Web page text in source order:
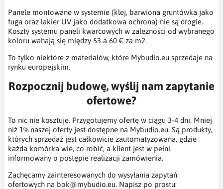
Panele montowane w systemie (klej, barwiona gruntówka jako
fuga oraz lakier UV jako dodatkowa ochrona) nie są drogie.
Koszty systemu paneli kwarcowych w zależności od wybranego
koloru wahają się między 53 a 60 € za m2.
To tylko niektóre z materiałów, które Mybudio.eu sprzedaje na
rynku europejskim.
Rozpocznij budowę, wyślij nam zapytanie
ofertowe?
To nic nie kosztuje. Przygotujemy ofertę w ciągu 3-4 dni. Mniej
niż 1% naszej oferty jest dostępne na Mybudio.eu. Są produkty,
których sprzedaż jest całkowicie zautomatyzowana, gdzie
każda komórka wie, co robić, a klient jest w pełni
informowany o postępie realizacji zamówienia.
Zachęcamy zainteresowanych do wysyłania zapytań
ofertowych na bok@mybudio.eu. Napisz po prostu: